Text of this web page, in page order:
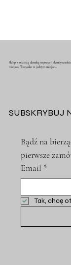
Sklep z odzieżą damską topowych
miejska. Wszystko w jednym miejscu.
SUBSKRYBUJ
Bądź na
pierwsze
Email *
Tak, chcę